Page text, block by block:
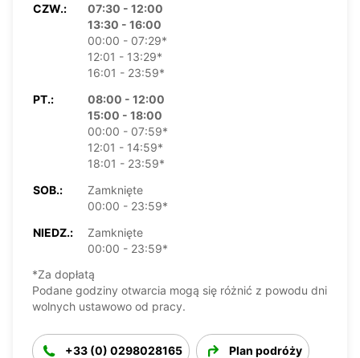
CZW.:
07:30 - 12:00
13:30 - 16:00
00:00 - 07:29*
12:01 - 13:29*
16:01 - 23:59*
PT.:
08:00 - 12:00
15:00 - 18:00
00:00 - 07:59*
12:01 - 14:59*
18:01 - 23:59*
SOB.:
Zamknięte
00:00 - 23:59*
NIEDZ.:
Zamknięte
00:00 - 23:59*
*Za dopłatą
Podane godziny otwarcia mogą się różnić z powodu dni
wolnych ustawowo od pracy.
+33 (0) 0298028165 Plan podróży